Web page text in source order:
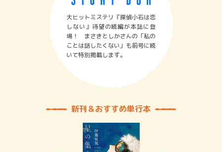
大ヒットミステリ『探偵小石は恋
しない』待望の続編が本誌に登
場！ まさきとしかさんの「私の
ことは話したくない」も前号に続
いて特別掲載します。
新刊＆おすすめ単行本